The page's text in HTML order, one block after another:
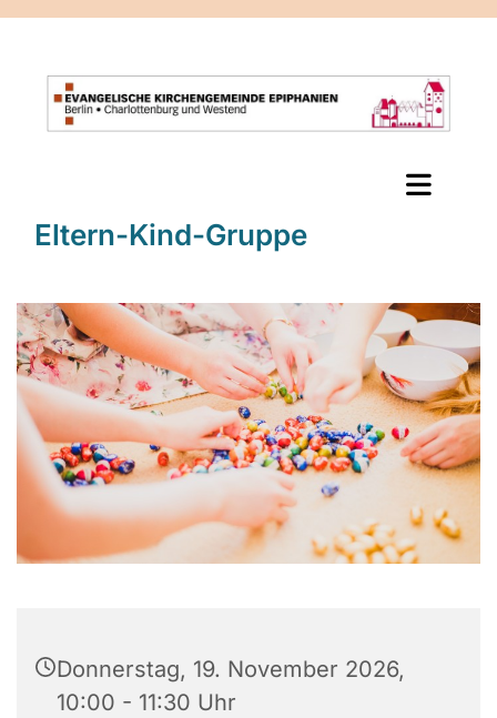
Eltern-Kind-Gruppe
Donnerstag, 19. November 2026,
10:00 - 11:30 Uhr